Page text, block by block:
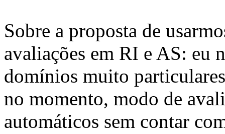
Sobre a proposta de
avaliações em RI e AS: eu
domínios muito
no momento, modo de
automáticos sem contar